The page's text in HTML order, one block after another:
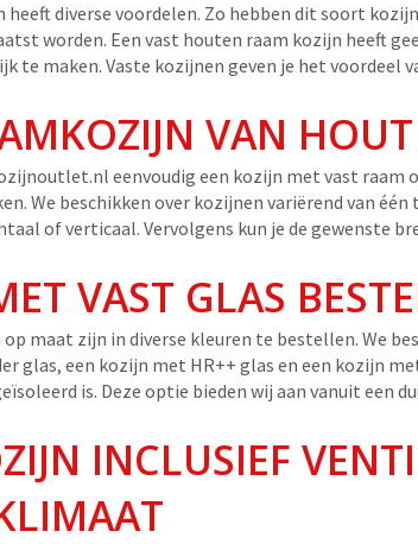
heeft diverse voordelen. Zo hebben dit soort
worden. Een vast houten raam kozijn heeft
te maken. Vaste kozijnen geven je het voordeel
VAN
eenvoudig een kozijn met vast raam
We beschikken over kozijnen variërend van
of verticaal. Vervolgens kun je de gewenste
VAST GLAS
maat zijn in diverse kleuren te bestellen. We
glas, een kozijn met HR++ glas en een kozijn
is. Deze optie bieden wij aan vanuit
INCLUSIEF